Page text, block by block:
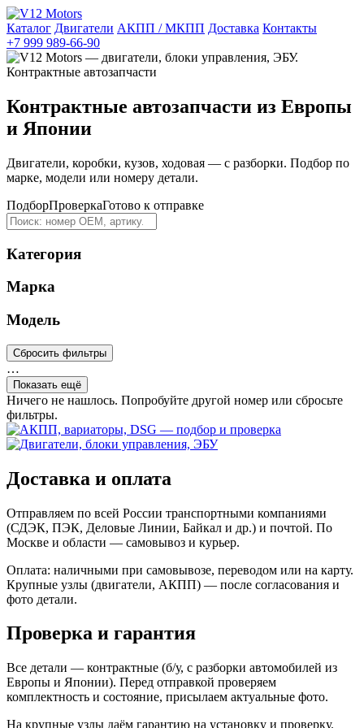
Каталог Двигатели АКПП / МКПП Доставка Контакты
+7 999 989-66-90
Контрактные автозапчасти из Европы
и Японии
Двигатели, коробки, кузов, ходовая — с разборки. Подбор по
марке, модели или номеру детали.
ПодборПроверкаГотово к отправке
Категория
Марка
Модель
Сбросить фильтры
…
Показать ещё
Ничего не нашлось. Попробуйте другой номер или сбросьте
фильтры.
Доставка и оплата
Отправляем по всей России транспортными компаниями
(СДЭК, ПЭК, Деловые Линии, Байкал и др.) и почтой. По
Москве и области — самовывоз и курьер.
Оплата: наличными при самовывозе, переводом или на карту.
Крупные узлы (двигатели, АКПП) — после согласования и
фото детали.
Проверка и гарантия
Все детали — контрактные (б/у, с разборки автомобилей из
Европы и Японии). Перед отправкой проверяем
комплектность и состояние, присылаем актуальные фото.
На крупные узлы даём гарантию на установку и проверку.